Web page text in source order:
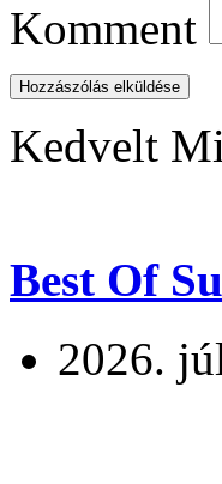
Komment
Hozzászólás elküldése
Kedvelt
Best Of
2026.